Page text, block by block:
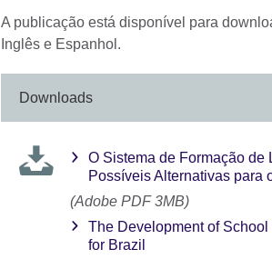
A publicação está disponível para
Inglês e Espanhol.
Downloads
O Sistema de Formação de
Possíveis Alternativas para
(Adobe PDF 3MB)
The Development of
for Brazil